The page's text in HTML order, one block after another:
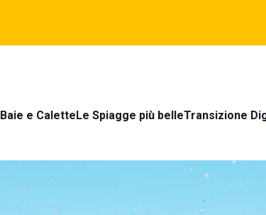
Baie e CaletteLe Spiagge più belleTransizione